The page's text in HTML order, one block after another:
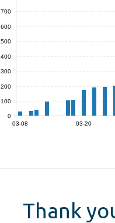
03-08 03-20
0
100
200
300
400
500
600
700
Thank